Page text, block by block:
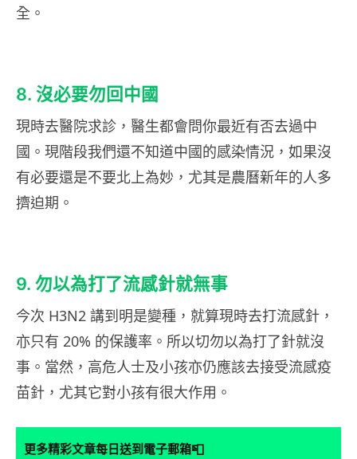
全。
8. 沒必要勿回中國
現時去醫院求診，醫生都會問你最近有否去過中
國。現階段我們還不知道中國的感染情況，如果沒
有必要還是不要北上為妙，尤其是農曆新年的人多
擠迫期。
9. 勿以為打了流感針就無事
今次 H3N2 講到明是變種，就算現時去打流感針，
亦只有 20% 的保護率。所以切勿以為打了針就沒
事。當然，高危人士及小孩亦仍應該去接受流感疫
苗針，尤其它對小孩有很大作用。
更多精彩文章每日送到電子郵箱📮